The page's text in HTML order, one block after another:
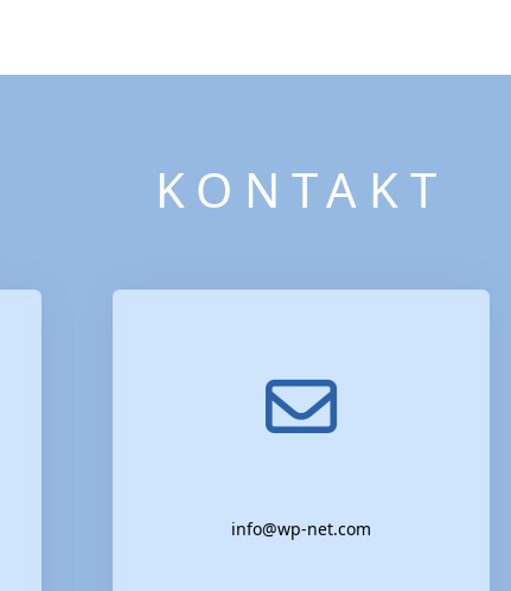
KONTAKT
info@wp-net.com